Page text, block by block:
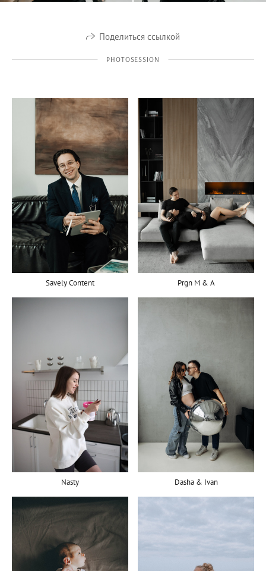
Поделиться ссылкой
PHOTOSESSION
Savely Content Prgn M & A
Nasty Dasha & Ivan